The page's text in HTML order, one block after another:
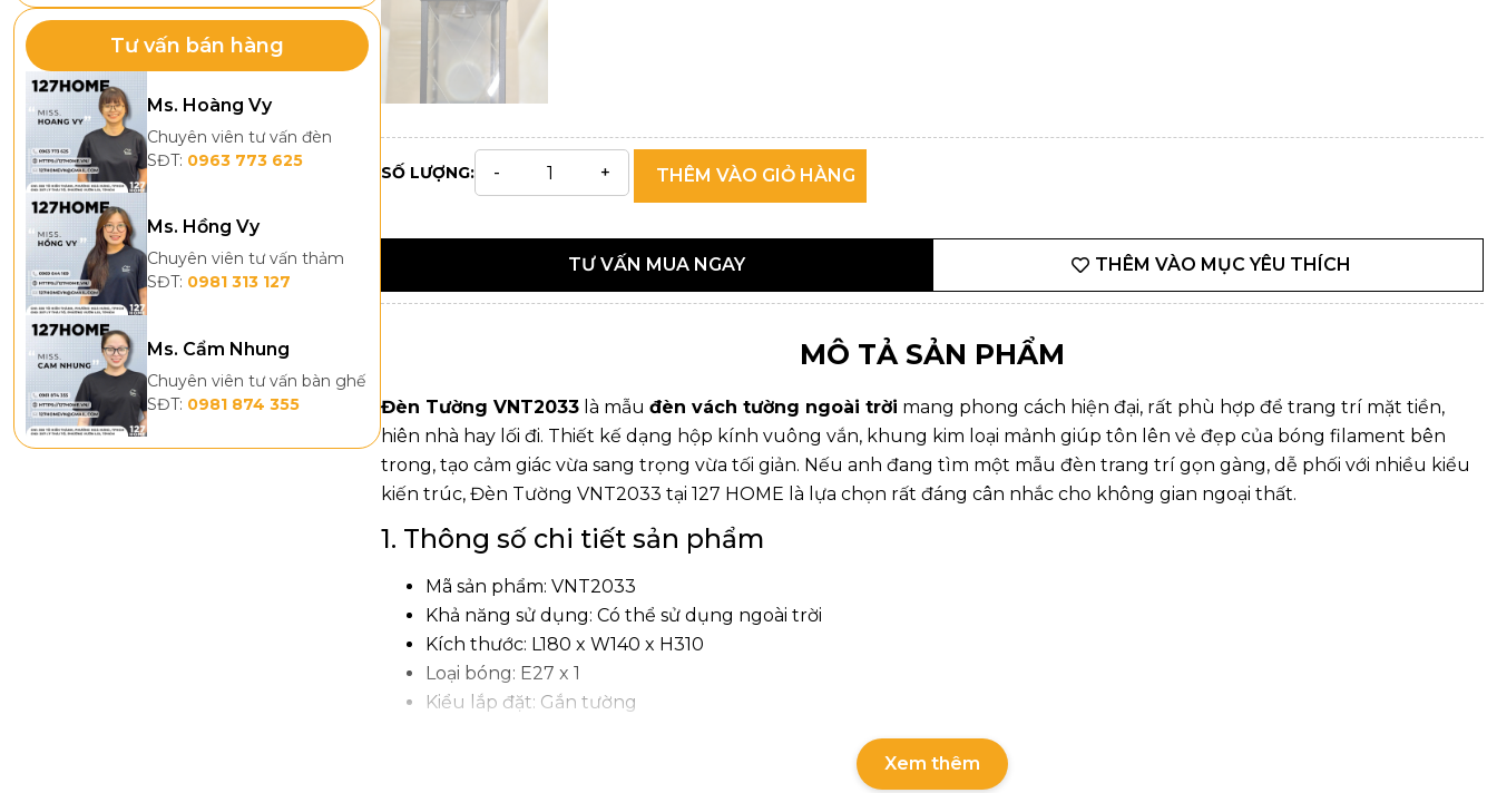
Tư vấn bán hàng
Ms. Hoàng Vy
Chuyên viên tư vấn đèn
SĐT: 0963 773 625
Ms. Hồng Vy
Chuyên viên tư vấn thảm
SĐT: 0981 313 127
Ms. Cẩm Nhung
Chuyên viên tư vấn bàn ghế
SĐT: 0981 874 355
SỐ LƯỢNG: THÊM VÀO GIỎ HÀNG
TƯ VẤN MUA NGAY THÊM VÀO MỤC YÊU THÍCH
MÔ TẢ SẢN PHẨM
Đèn Tường VNT2033 là mẫu đèn vách tường ngoài trời mang phong cách hiện đại, rất phù hợp để trang trí mặt tiền,
hiên nhà hay lối đi. Thiết kế dạng hộp kính vuông vắn, khung kim loại mảnh giúp tôn lên vẻ đẹp của bóng filament bên
trong, tạo cảm giác vừa sang trọng vừa tối giản. Nếu anh đang tìm một mẫu đèn trang trí gọn gàng, dễ phối với nhiều kiểu
kiến trúc, Đèn Tường VNT2033 tại 127 HOME là lựa chọn rất đáng cân nhắc cho không gian ngoại thất.
1. Thông số chi tiết sản phẩm
Mã sản phẩm: VNT2033
Khả năng sử dụng: Có thể sử dụng ngoài trời
Kích thước: L180 x W140 x H310
Loại bóng: E27 x 1
Kiểu lắp đặt: Gắn tường
Đèn Tường VNT2033 có kiểu dáng hộp chữ nhật đứng, các cạnh thẳng đơn giản tạo nên vẻ ngoài hiện đại và thanh lịch.
Xem thêm